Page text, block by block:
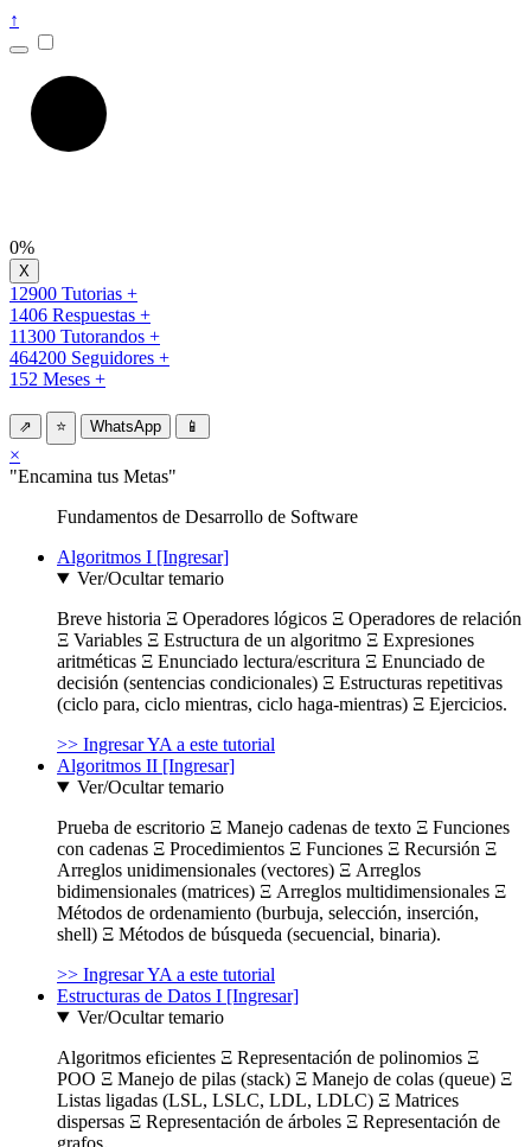
↑
0%
12900 Tutorias +
1406 Respuestas +
11300 Tutorandos +
464200 Seguidores +
152 Meses +
⇗ ⭐ WhatsApp 📱
×
"Encamina tus Metas"
Fundamentos de Desarrollo de Software
Algoritmos I [Ingresar]
Ver/Ocultar temario
Breve historia Ξ Operadores lógicos Ξ Operadores de relación
Ξ Variables Ξ Estructura de un algoritmo Ξ Expresiones
aritméticas Ξ Enunciado lectura/escritura Ξ Enunciado de
decisión (sentencias condicionales) Ξ Estructuras repetitivas
(ciclo para, ciclo mientras, ciclo haga-mientras) Ξ Ejercicios.
>> Ingresar YA a este tutorial
Algoritmos II [Ingresar]
Ver/Ocultar temario
Prueba de escritorio Ξ Manejo cadenas de texto Ξ Funciones
con cadenas Ξ Procedimientos Ξ Funciones Ξ Recursión Ξ
Arreglos unidimensionales (vectores) Ξ Arreglos
bidimensionales (matrices) Ξ Arreglos multidimensionales Ξ
Métodos de ordenamiento (burbuja, selección, inserción,
shell) Ξ Métodos de búsqueda (secuencial, binaria).
>> Ingresar YA a este tutorial
Estructuras de Datos I [Ingresar]
Ver/Ocultar temario
Algoritmos eficientes Ξ Representación de polinomios Ξ
POO Ξ Manejo de pilas (stack) Ξ Manejo de colas (queue) Ξ
Listas ligadas (LSL, LSLC, LDL, LDLC) Ξ Matrices
dispersas Ξ Representación de árboles Ξ Representación de
grafos.